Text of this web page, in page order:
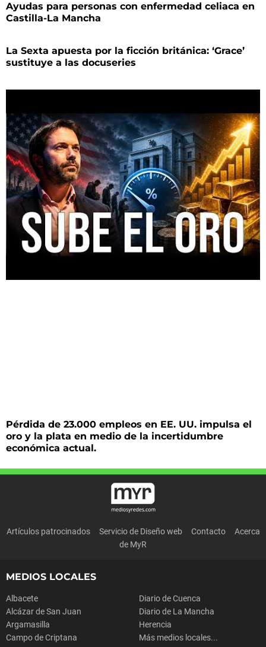
Ayudas para personas con enfermedad celiaca en
Castilla-La Mancha
La Sexta apuesta por la ficción británica: ‘Grace’
sustituye a las docuseries
Pérdida de 23.000 empleos en EE. UU. impulsa el
oro y la plata en medio de la incertidumbre
económica actual.
Artículos patrocinados Servicio de Diseño web Contacto
Acerca
de MyR
MEDIOS LOCALES
Albacete
Alcázar de San Juan
Argamasilla
Campo de Criptana
Diario de Cuenca
Diario de La Mancha
Herencia
Más medios locales...